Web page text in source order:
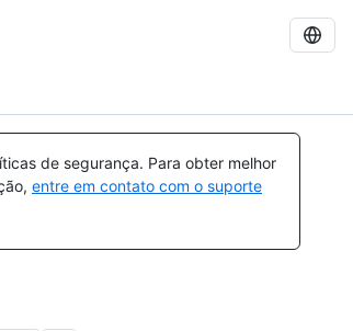
de segurança. Para obter melhor
entre em contato com o suporte